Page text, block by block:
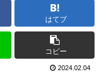
はてブ
コピー
2024.02.04